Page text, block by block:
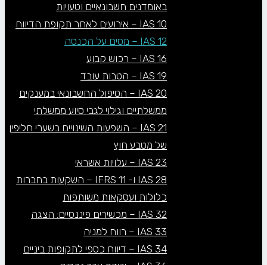
באומדנים חשבונאיים וטעויות
IAS 10 – אירועים לאחר תקופת הדיווח
IAS 12 – מסים על הכנסה
IAS 16 – רכוש קבוע
IAS 19 – הטבות עובד
IAS 20 – הטיפול החשבונאי במענקים
ממשלתיים וגילוי לגבי סיוע ממשלתי
IAS 21 – השפעות השינויים בשערי חליפין
של מטבע חוץ
IAS 23 – עלויות אשראי
IAS 28 ו- IFRS 11 – השקעות בחברות
כלולות ועסקאות משותפות
IAS 32 – מכשירים פיננסיים: הצגה
IAS 33 – רווח למניה
IAS 34 – דיווח כספי לתקופות ביניים